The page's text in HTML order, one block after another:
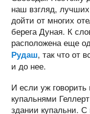
наш взгляд,
дойти от многих
берега Дуная. К
расположена еще
Рудаш, так что от
и до нее.
И если уж
купальнями
здании купальни.